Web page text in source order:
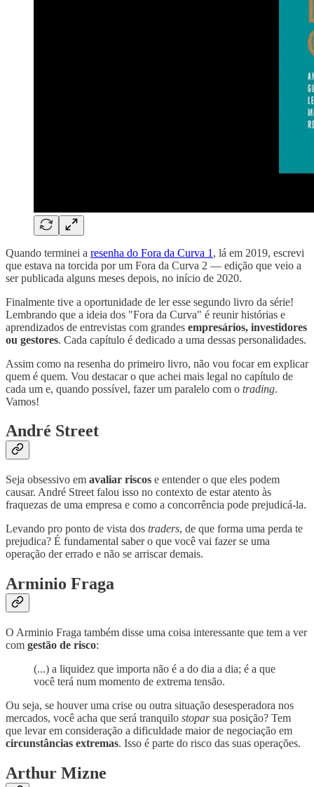
Quando terminei a resenha do Fora da Curva 1 , lá em 2019, escrevi
que estava na torcida por um Fora da Curva 2 — edição que veio a
ser publicada alguns meses depois, no início de 2020.
Finalmente tive a oportunidade de ler esse segundo livro da série!
Lembrando que a ideia dos "Fora da Curva" é reunir histórias e
aprendizados de entrevistas com grandes empresários, investidores
ou gestores. Cada capítulo é dedicado a uma dessas personalidades.
Assim como na resenha do primeiro livro, não vou focar em explicar
quem é quem. Vou destacar o que achei mais legal no capítulo de
cada um e, quando possível, fazer um paralelo com o trading.
Vamos!
André Street
Seja obsessivo em avaliar riscos e entender o que eles podem
causar. André Street falou isso no contexto de estar atento às
fraquezas de uma empresa e como a concorrência pode prejudicá-la.
Levando pro ponto de vista dos traders, de que forma uma perda te
prejudica? É fundamental saber o que você vai fazer se uma
operação der errado e não se arriscar demais.
Arminio Fraga
O Arminio Fraga também disse uma coisa interessante que tem a ver
com gestão de risco:
(...) a liquidez que importa não é a do dia a dia; é a que
você terá num momento de extrema tensão.
Ou seja, se houver uma crise ou outra situação desesperadora nos
mercados, você acha que será tranquilo stoparsua posição? Tem
que levar em consideração a dificuldade maior de negociação em
circunstâncias extremas. Isso é parte do risco das suas operações.
Arthur Mizne